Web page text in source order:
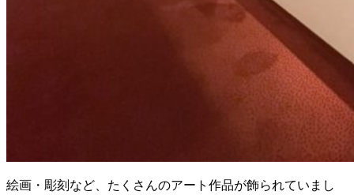
絵画・彫刻など、たくさんのアート作品が飾られていまし